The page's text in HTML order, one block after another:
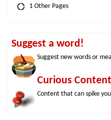
1 Other Pages
Suggest a word!
Suggest new words or
Curious Content
Content that can spike